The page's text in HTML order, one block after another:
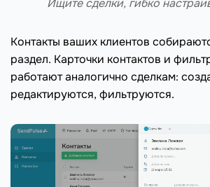
Контакты ваших клиентов
раздел. Карточки контактов и
работают аналогично сделкам:
редактируются, фильтруются.